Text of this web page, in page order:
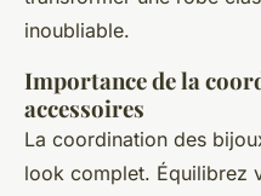
inoubliable.
Importance de la
accessoires
La coordination des
look complet. Équilibrez